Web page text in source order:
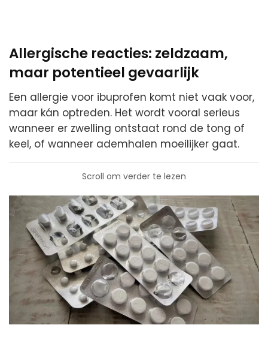
Allergische reacties: zeldzaam,
maar potentieel gevaarlijk
Een allergie voor ibuprofen komt niet vaak voor,
maar kán optreden. Het wordt vooral serieus
wanneer er zwelling ontstaat rond de tong of
keel, of wanneer ademhalen moeilijker gaat.
Scroll om verder te lezen